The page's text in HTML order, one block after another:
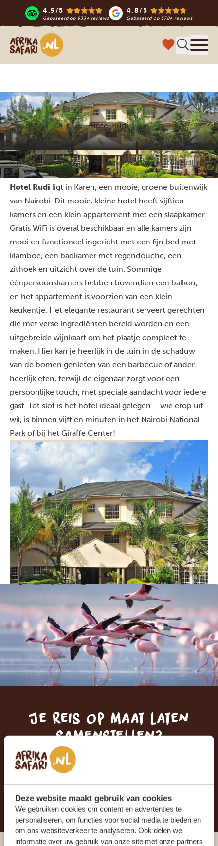
Deze website maakt gebruik van cookies
We gebruiken cookies om content en advertenties te
personaliseren, om functies voor social media te bieden en
om ons websiteverkeer te analyseren. Ook delen we
informatie over uw gebruik van onze site met onze partners
4.9/5
Gebaseerd op 933+ reviews
4.8/5
Gebaseerd op 578+ reviews
Afrika safari
Hotel Rudi
Home Kenia vakantie Accommodaties Hotel Rudi
Hotel Rudi ligt in Karen, een mooie, groene buitenwijk
van Nairobi. Dit mooie, kleine hotel heeft vijftien
kamers en een klein appartement met een slaapkamer.
Gratis WiFi is overal beschikbaar en alle kamers zijn
mooi en functioneel ingericht met een fijn bed met
klamboe, een badkamer met regendouche, een
zithoek en uitzicht over de tuin. Sommige
éénpersoonskamers hebben bovendien een balkon,
en het appartement is voorzien van een klein
keukentje. Het elegante restaurant serveert gerechten
die met verse ingrediënten bereid worden en een
uitgebreide wijnkaart om het plaatje compleet te
maken. Hier kan je heerlijk in de tuin in de schaduw
van de bomen genieten van een barbecue of ander
heerlijk eten, terwijl de eigenaar zorgt voor een
persoonlijke touch, met speciale aandacht voor iedere
gast. Tot slot is het hotel ideaal gelegen – wie erop uit
wil, is binnen vijftien minuten in het Nairobi National
Park of bij het Giraffe Center!
Je reis op maat laten
samenstellen?
ONTVANG EEN VRIJBLIJVENDE OFFERTE
STEL NU JOUW DROOMREIS SAMEN